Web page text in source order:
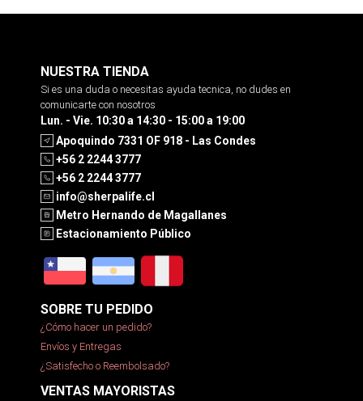
NUESTRA TIENDA
Si es una duda o necesitas ayuda tecnica, no dudes en
comunicarte con nosotros
Lun. - Vie. 10:30 a 14:30 - 15:00 a 19:00
Apoquindo 7331 OF 918 - Las Condes
+56 2 2244 3777
+56 2 2244 3777
info@sherpalife.cl
Metro Hernando de Magallanes
Estacionamiento Público
SOBRE TU PEDIDO
¿Cómo hacer un pedido?
Envíos y Entregas
¿Satisfecho o Reembolsado?
VENTAS MAYORISTAS